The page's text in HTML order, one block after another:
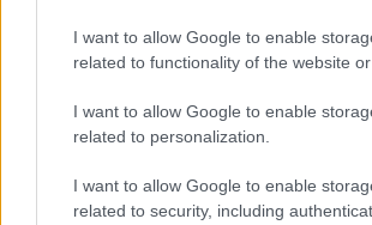
I want to allow Google to enable
related to functionality of the website or
I want to allow Google to enable
related to personalization.
I want to allow Google to enable
related to security, including
Nuovi stalli residenti a Palau, il
Film internazionale, casting per
Costa Smeralda